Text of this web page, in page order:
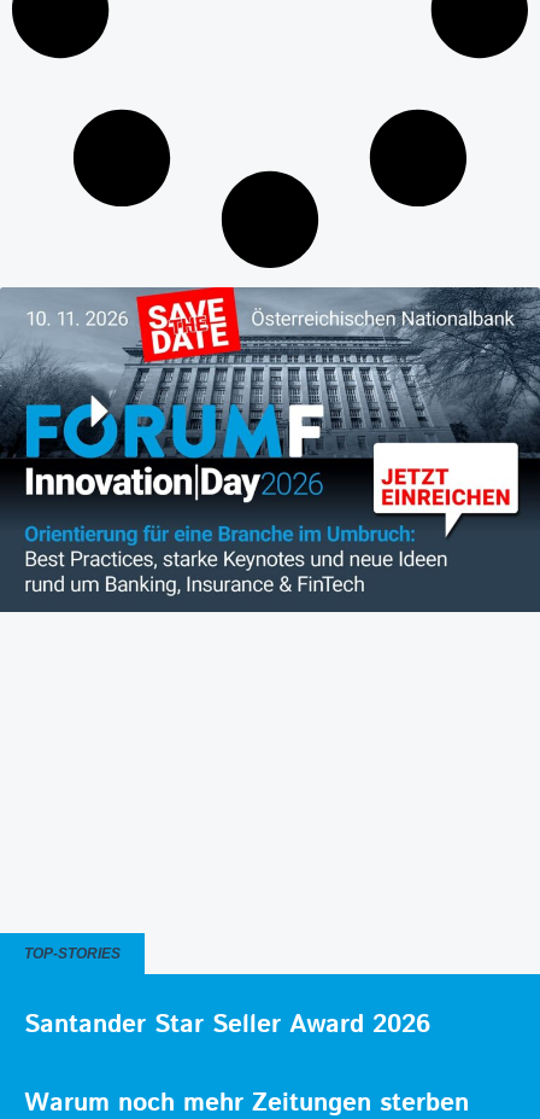
TOP-STORIES
Santander Star Seller Award 2026
Warum noch mehr Zeitungen sterben